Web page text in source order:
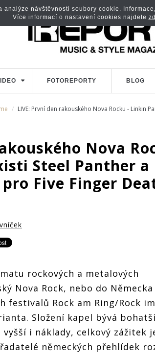
FOTOREPORTY BLOG
LIVE: První den rakouského Nova Rocku - Linkin
Nova
Steel Panther a
Five Finger
rockových a metalových
Nova Rock, nebo do Německa
festivalů Rock am Ring/Rock
Složení kapel bývá
i náklady, celkový zážitek
německých přehlídek
návštěvnosti soubory cookie.
Více informací o nastavení cookies najdete